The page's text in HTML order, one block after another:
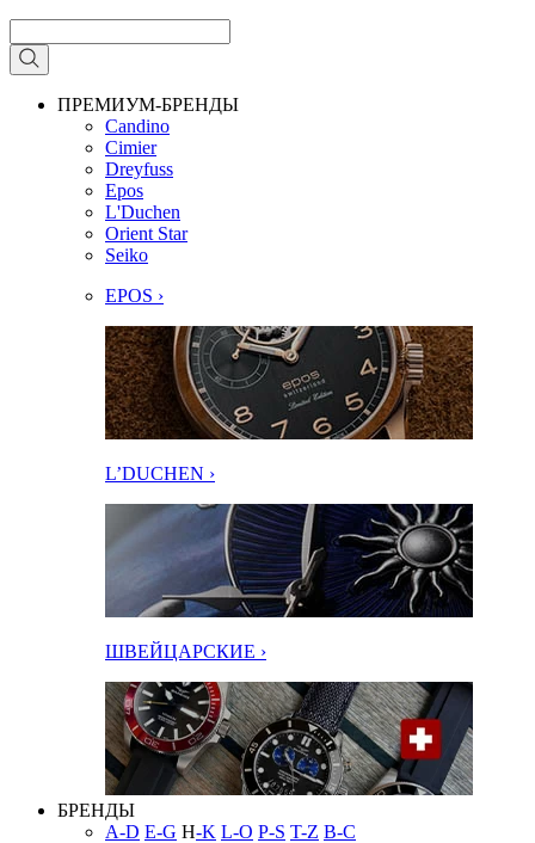
ПРЕМИУМ-БРЕНДЫ
Candino
Cimier
Dreyfuss
Epos
L'Duchen
Orient Star
Seiko
EPOS ›
L’DUCHEN ›
ШВЕЙЦАРСКИЕ ›
БРЕНДЫ
A-D E-G H-K L-O P-S T-Z В-С